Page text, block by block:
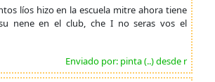
líos hizo en la escuela mitre ahora tiene
nene en el club, che I no seras vos el
Enviado por: pinta (..) desde r